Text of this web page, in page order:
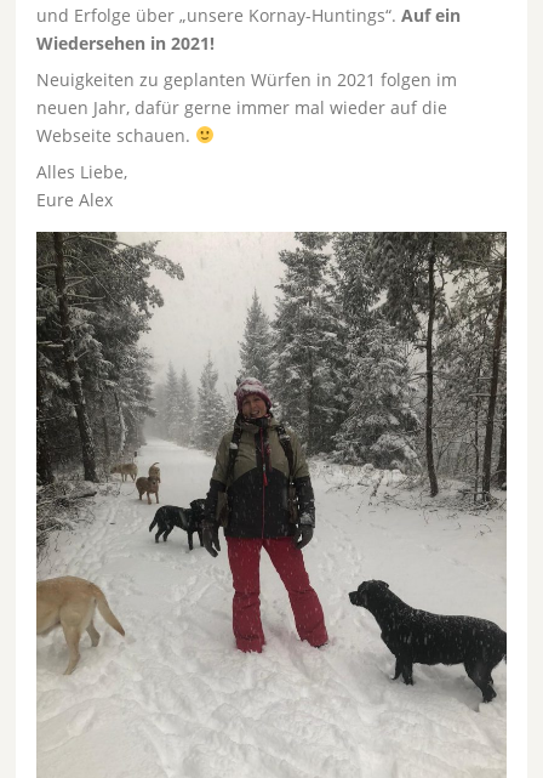
und Erfolge über „unsere Kornay-Huntings“.Auf ein
Wiedersehen in 2021!
Neuigkeiten zu geplanten Würfen in 2021 folgen im
neuen Jahr, dafür gerne immer mal wieder auf die
Webseite schauen.
Alles Liebe,
Eure Alex